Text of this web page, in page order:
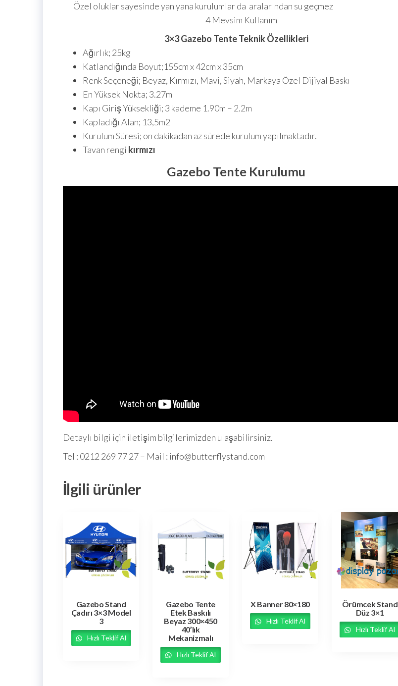
Özel oluklar sayesinde yan yana kurulumlar da aralarından su geçmez
4 Mevsim Kullanım
3×3 Gazebo Tente Teknik Özellikleri
Ağırlık; 25kg
Katlandığında Boyut;155cm x 42cm x 35cm
Renk Seçeneği; Beyaz, Kırmızı, Mavi, Siyah, Markaya Özel Dijiyal Baskı
En Yüksek Nokta; 3.27m
Kapı Giriş Yüksekliği; 3 kademe 1.90m – 2.2m
Kapladığı Alan; 13,5m2
Kurulum Süresi; on dakikadan az sürede kurulum yapılmaktadır.
Tavan rengi kırmızı
Gazebo Tente Kurulumu
Detaylı bilgi için iletişim bilgilerimizden ulaşabilirsiniz.
Tel : 0212 269 77 27 – Mail : info@butterflystand.com
İlgili ürünler
Gazebo Stand
Çadırı 3×3 Model
3
Hızlı Teklif Al
Gazebo Tente
Etek Baskılı
Beyaz 300×450
40’lık
Mekanizmalı
Hızlı Teklif Al
X Banner 80×180
Hızlı Teklif Al
Örümcek Stand
Düz 3×1
Hızlı Teklif Al